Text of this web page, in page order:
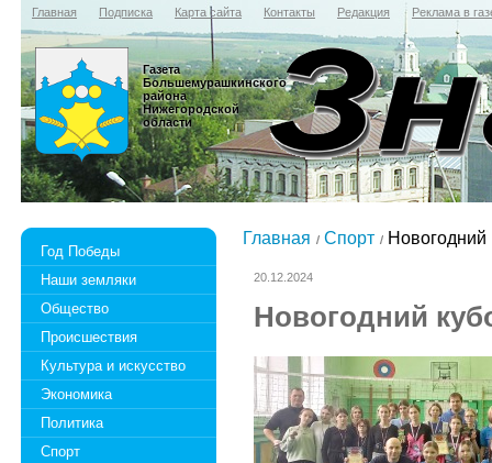
Главная Подписка Карта сайта Контакты Редакция Реклама в
Газета
Большемурашкинского
района
Нижегородской
области
Год Победы
Наши земляки
Общество
Происшествия
Культура и искусство
Экономика
Политика
Спорт
Главная Спорт Новогодний
20.12.2024
Новогодний